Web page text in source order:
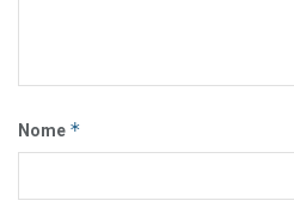
Nome *